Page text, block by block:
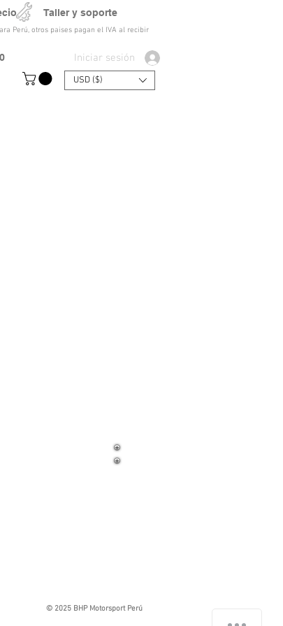
Perú, otros paises pagan el IVA al recibir
Iniciar sesión
USD ($)
Taller y soporte
© 2025 BHP Motorsport Perú